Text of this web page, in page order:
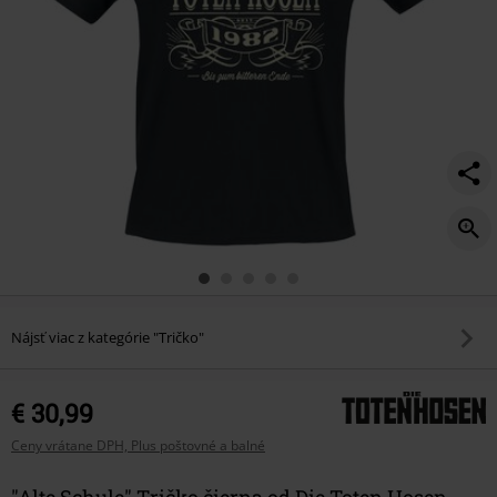
Nájsť viac z kategórie "Tričko"
€ 30,99
Ceny vrátane DPH, Plus poštovné a balné